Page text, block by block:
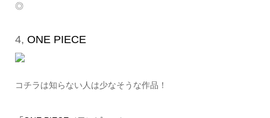
◎
4, ONE PIECE
コチラは知らない人は少なそうな作品！